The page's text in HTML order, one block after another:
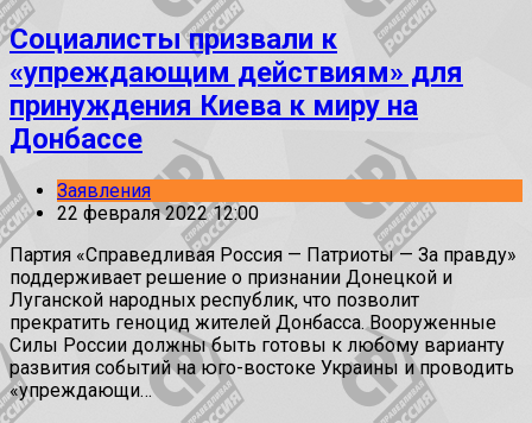
Социалисты призвали к
«упреждающим действиям» для
принуждения Киева к миру на
Донбассе
Заявления
22 февраля 2022 12:00
Партия «Справедливая Россия — Патриоты — За правду»
поддерживает решение о признании Донецкой и
Луганской народных республик, что позволит
прекратить геноцид жителей Донбасса. Вооруженные
Силы России должны быть готовы к любому варианту
развития событий на юго-востоке Украины и проводить
«упреждающи…